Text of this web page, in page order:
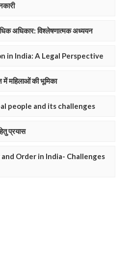
अधिकार: विश्लेषणात्मक अध्ययन
in India: A Legal Perspective
में महिलाओं की भूमिका
people and its challenges
प्रयास
Order in India- Challenges